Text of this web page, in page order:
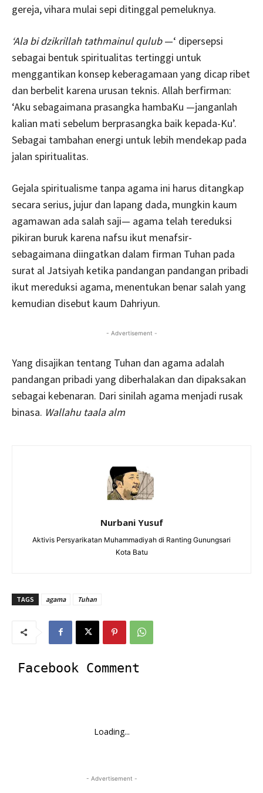
gereja, vihara mulai sepi ditinggal pemeluknya.
‘Ala bi dzikrillah tathmainul qulub—‘ dipersepsi
sebagai bentuk spiritualitas tertinggi untuk
menggantikan konsep keberagamaan yang dicap ribet
dan berbelit karena urusan teknis. Allah berfirman:
‘Aku sebagaimana prasangka hambaKu —janganlah
kalian mati sebelum berprasangka baik kepada-Ku’.
Sebagai tambahan energi untuk lebih mendekap pada
jalan spiritualitas.
Gejala spiritualisme tanpa agama ini harus ditangkap
secara serius, jujur dan lapang dada, mungkin kaum
agamawan ada salah saji— agama telah tereduksi
pikiran buruk karena nafsu ikut menafsir-
sebagaimana diingatkan dalam firman Tuhan pada
surat al Jatsiyah ketika pandangan pandangan pribadi
ikut mereduksi agama, menentukan benar salah yang
kemudian disebut kaum Dahriyun.
- Advertisement -
Yang disajikan tentang Tuhan dan agama adalah
pandangan pribadi yang diberhalakan dan dipaksakan
sebagai kebenaran. Dari sinilah agama menjadi rusak
binasa. Wallahu taala alm
Nurbani Yusuf
Aktivis Persyarikatan Muhammadiyah di Ranting Gunungsari
Kota Batu
TAGS agama Tuhan
Facebook Comment
Loading...
- Advertisement -